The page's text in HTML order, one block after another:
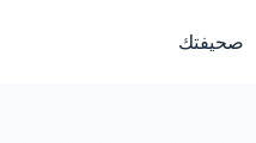
المحتوى
صحيفتك